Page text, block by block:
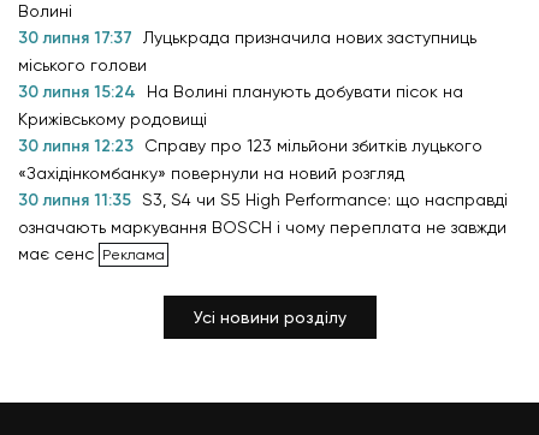
Волині
30 липня 17:37
Луцькрада призначила нових заступниць
міського голови
30 липня 15:24
На Волині планують добувати пісок на
Крижівському родовищі
30 липня 12:23
Справу про 123 мільйони збитків луцького
«Західінкомбанку» повернули на новий розгляд
30 липня 11:35 S3, S4 чи S5 High Performance: що насправді
означають маркування BOSCH і чому переплата не завжди
має сенс
Усі новини розділу